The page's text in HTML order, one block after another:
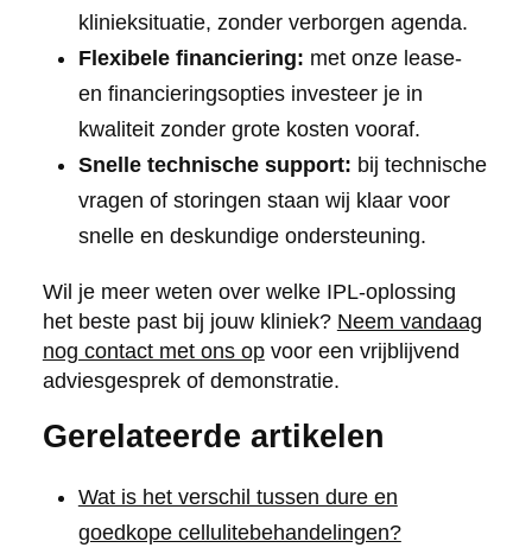
klinieksituatie, zonder verborgen agenda.
Flexibele financiering: met onze lease-
en financieringsopties investeer je in
kwaliteit zonder grote kosten vooraf.
Snelle technische support: bij technische
vragen of storingen staan wij klaar voor
snelle en deskundige ondersteuning.
Wil je meer weten over welke IPL-oplossing
het beste past bij jouw kliniek? Neem vandaag
nog contact met ons opvoor een vrijblijvend
adviesgesprek of demonstratie.
Gerelateerde artikelen
Wat is het verschil tussen dure en
goedkope cellulitebehandelingen?